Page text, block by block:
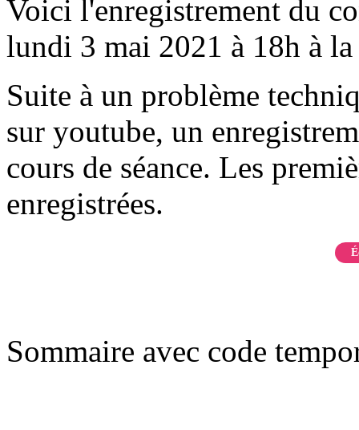
Voici l'enregistrement du
lundi 3 mai 2021 à 18h à
Suite à un problème
sur youtube, un
cours de séance. Les
enregistrées.
Sommaire avec code